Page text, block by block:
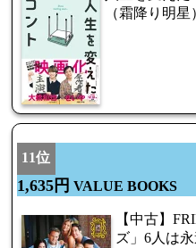
（霜降り明星
11位
1,635円 VALUE BOOKS
【中古】
ズ」6人は